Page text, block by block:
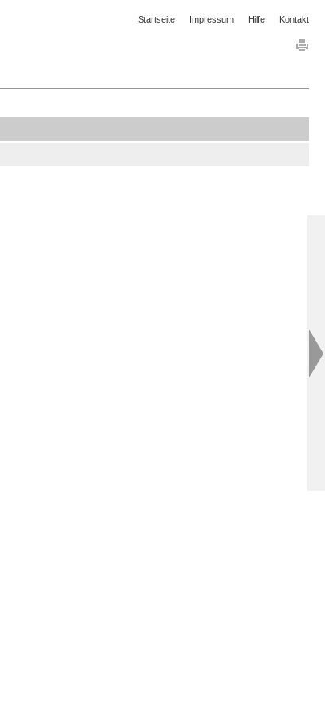
Startseite Impressum Hilfe Kontakt